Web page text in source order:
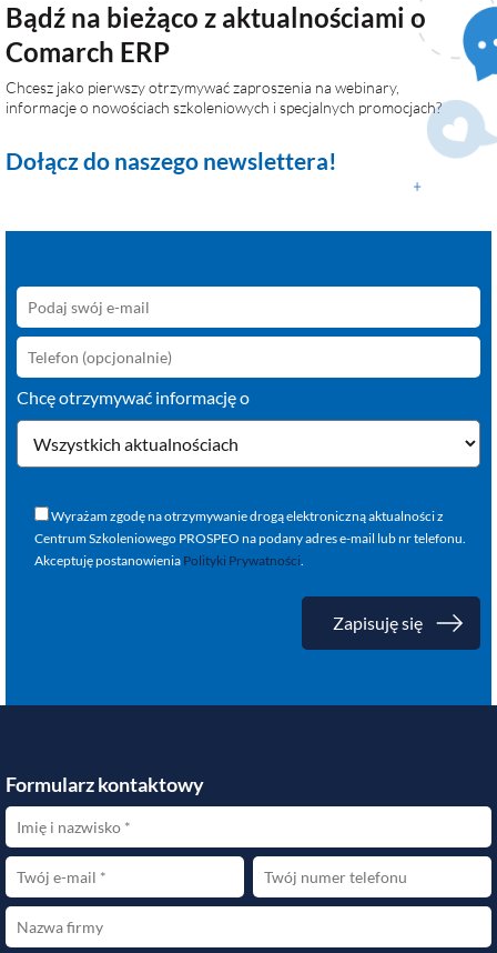
Bądź na bieżąco z aktualnościami o
Comarch ERP
Chcesz jako pierwszy otrzymywać zaproszenia na webinary,
informacje o nowościach szkoleniowych i specjalnych promocjach?
Dołącz do naszego newslettera!
Chcę otrzymywać informację o
Wyrażam zgodę na otrzymywanie drogą elektroniczną aktualności z
Centrum Szkoleniowego PROSPEO na podany adres e-mail lub nr telefonu.
Akceptuję postanowienia Polityki Prywatności.
Formularz kontaktowy